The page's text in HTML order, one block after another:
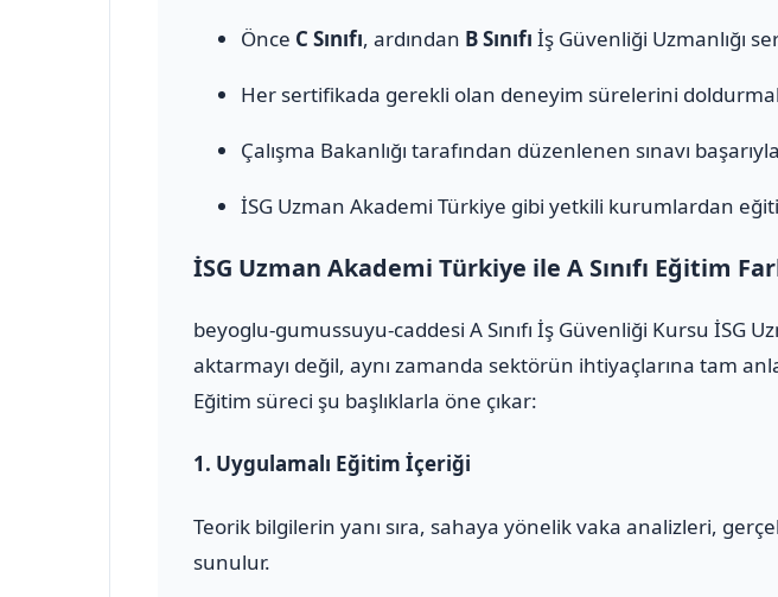
Önce C Sınıfı, ardından B Sınıfı İş Güvenliği Uzmanlığı
Her sertifikada gerekli olan deneyim sürelerini doldurmak
Çalışma Bakanlığı tarafından düzenlenen sınavı
İSG Uzman Akademi Türkiye gibi yetkili kurumlardan
İSG Uzman Akademi Türkiye ile A Sınıfı Eğitim
beyoglu-gumussuyu-caddesi A Sınıfı İş Güvenliği Kursu İSG
aktarmayı değil, aynı zamanda sektörün ihtiyaçlarına tam
Eğitim süreci şu başlıklarla öne çıkar:
1. Uygulamalı Eğitim İçeriği
Teorik bilgilerin yanı sıra, sahaya yönelik vaka analizleri,
sunulur.